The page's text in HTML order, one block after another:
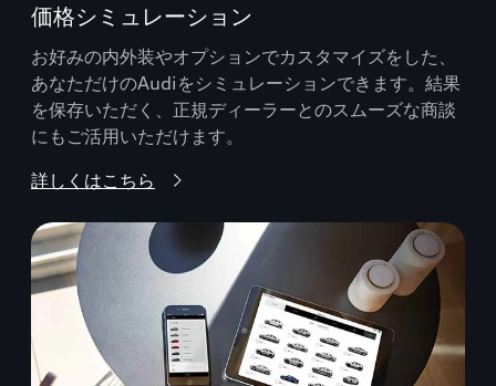
価格シミュレーション
お好みの内外装やオプションでカスタマイズをした、
あなただけのAudiをシミュレーションできます。結果
を保存いただく、正規ディーラーとのスムーズな商談
にもご活用いただけます。
詳しくはこちら